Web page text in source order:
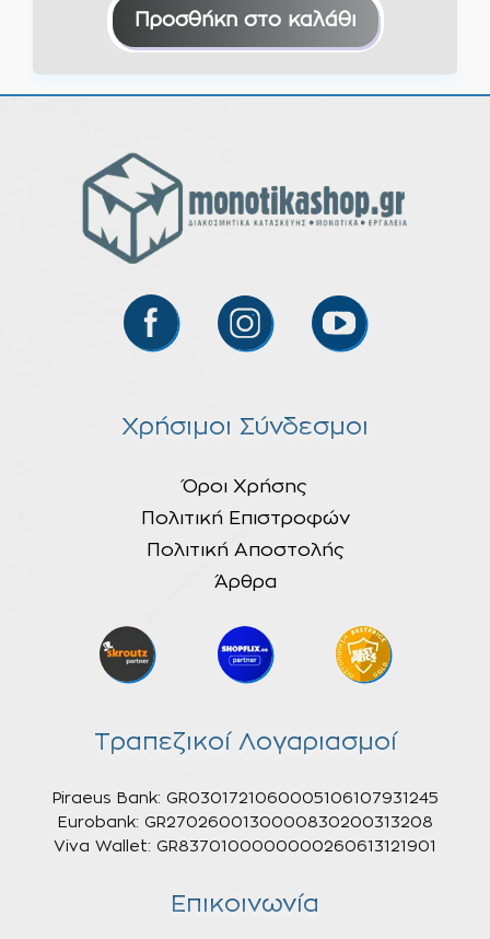
Προσθήκη στο καλάθι
Χρήσιμοι Σύνδεσμοι
Όροι Χρήσης
Πολιτική Επιστροφών
Πολιτική Αποστολής
Άρθρα
Τραπεζικοί Λογαριασμοί
Piraeus Bank: GR0301721060005106107931245
Eurobank: GR2702600130000830200313208
Viva Wallet: GR8370100000000260613121901
Επικοινωνία